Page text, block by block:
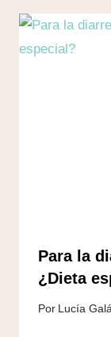
Para la
¿Dieta
Por Lucía